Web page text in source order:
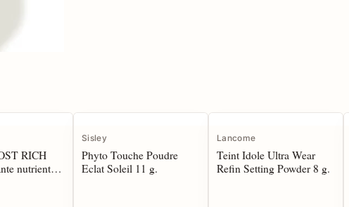
RICH
nutriente
Sisley
Phyto Touche Poudre
Eclat Soleil 11 g.
Lancome
Teint Idole Ultra Wear
Refin Setting Powder 8 g.